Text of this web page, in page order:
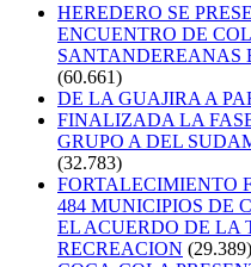
HEREDERO SE
ENCUENTRO DE
SANTANDEREANAS
(60.661)
DE LA GUAJIRA A
FINALIZADA LA
GRUPO A DEL
(32.783)
FORTALECIMIENTO
484 MUNICIPIOS DE
EL ACUERDO DE LA
RECREACION (29.389)